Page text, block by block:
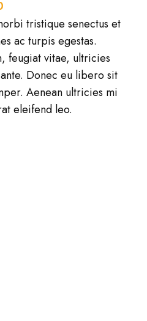
tristique senectus et
ac turpis egestas.
feugiat vitae, ultricies
Donec eu libero sit
Aenean ultricies mi
eleifend leo.